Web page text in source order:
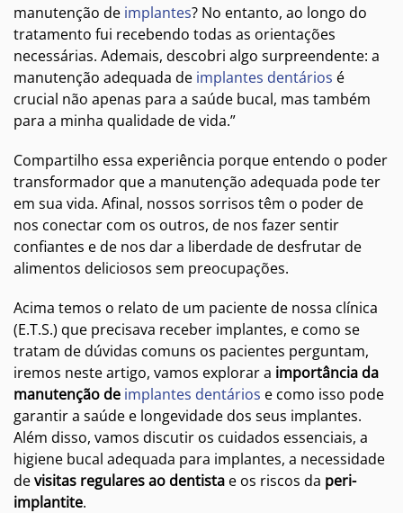
manutenção de implantes? No entanto, ao longo do
tratamento fui recebendo todas as orientações
necessárias. Ademais, descobri algo surpreendente: a
manutenção adequada de implantes dentários é
crucial não apenas para a saúde bucal, mas também
para a minha qualidade de vida.”
Compartilho essa experiência porque entendo o poder
transformador que a manutenção adequada pode ter
em sua vida. Afinal, nossos sorrisos têm o poder de
nos conectar com os outros, de nos fazer sentir
confiantes e de nos dar a liberdade de desfrutar de
alimentos deliciosos sem preocupações.
Acima temos o relato de um paciente de nossa clínica
(E.T.S.) que precisava receber implantes, e como se
tratam de dúvidas comuns os pacientes perguntam,
iremos neste artigo, vamos explorar a importância da
manutenção de implantes dentários e como isso pode
garantir a saúde e longevidade dos seus implantes.
Além disso, vamos discutir os cuidados essenciais, a
higiene bucal adequada para implantes, a necessidade
devisitas regulares ao dentista e os riscos da peri-
implantite.